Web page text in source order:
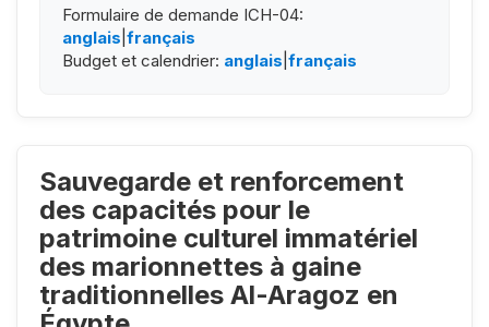
Formulaire de demande ICH-04:
anglais français
Budget et calendrier: anglais français
Sauvegarde et renforcement
des capacités pour le
patrimoine culturel immatériel
des marionnettes à gaine
traditionnelles Al-Aragoz en